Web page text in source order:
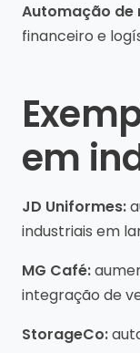
Automação de
financeiro e
em
JD Uniformes:
industriais em
MG Café:
integração de
StorageCo: